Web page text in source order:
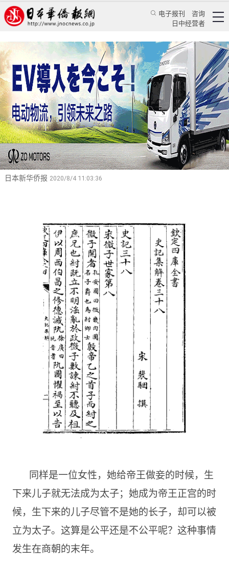
电子报刊
咨询
日中经营者
蒋谈廿四史（90）：商纣王末年三种进谏方式值
得深思
——读《史记》卷三十八《宋微子世家》随笔
蒋丰 特辑 蒋谈历史
日本新华侨报 2020/8/4 11:03:36
同样是一位女性，她给帝王做妾的时候，生
下来儿子就无法成为太子；她成为帝王正宫的时
候，生下来的儿子尽管不是她的长子，却可以被
立为太子。这算是公平还是不公平呢？这种事情
发生在商朝的末年。